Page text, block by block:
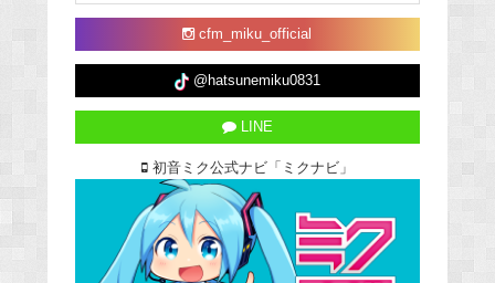
cfm_miku_official
@hatsunemiku0831
LINE
初音ミク公式ナビ「ミクナビ」